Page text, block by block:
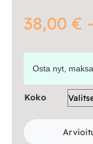
38,00 €
Osta nyt,
Koko